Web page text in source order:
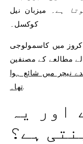
ہے۔ میزبان نیل
کوکسل۔
کروز میں کاسمولوجی
مطالعے کے مصنفین
نیچر میں شائع ہوا
تھا۔.
اور یہ
ہے؟